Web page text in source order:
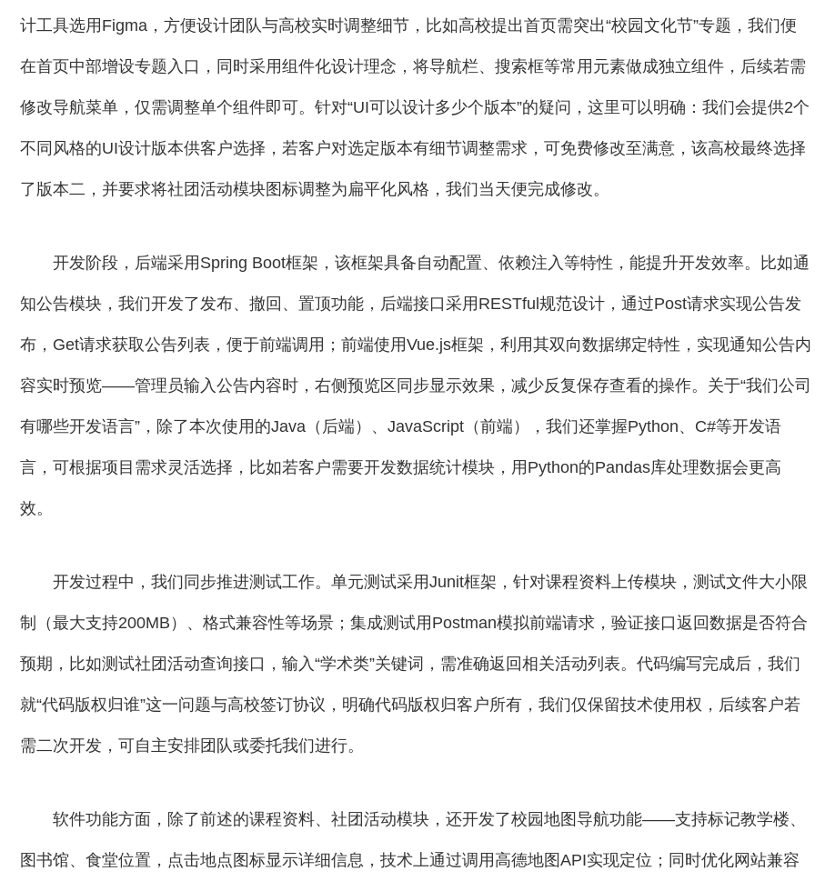
计工具选用Figma，方便设计团队与高校实时调整细节，比如高校提出首页需突出“校园文化节”专题，我们便
在首页中部增设专题入口，同时采用组件化设计理念，将导航栏、搜索框等常用元素做成独立组件，后续若需
修改导航菜单，仅需调整单个组件即可。针对“UI可以设计多少个版本”的疑问，这里可以明确：我们会提供2个
不同风格的UI设计版本供客户选择，若客户对选定版本有细节调整需求，可免费修改至满意，该高校最终选择
了版本二，并要求将社团活动模块图标调整为扁平化风格，我们当天便完成修改。
开发阶段，后端采用Spring Boot框架，该框架具备自动配置、依赖注入等特性，能提升开发效率。比如通
知公告模块，我们开发了发布、撤回、置顶功能，后端接口采用RESTful规范设计，通过Post请求实现公告发
布，Get请求获取公告列表，便于前端调用；前端使用Vue.js框架，利用其双向数据绑定特性，实现通知公告内
容实时预览——管理员输入公告内容时，右侧预览区同步显示效果，减少反复保存查看的操作。关于“我们公司
有哪些开发语言”，除了本次使用的Java（后端）、JavaScript（前端），我们还掌握Python、C#等开发语
言，可根据项目需求灵活选择，比如若客户需要开发数据统计模块，用Python的Pandas库处理数据会更高
效。
开发过程中，我们同步推进测试工作。单元测试采用Junit框架，针对课程资料上传模块，测试文件大小限
制（最大支持200MB）、格式兼容性等场景；集成测试用Postman模拟前端请求，验证接口返回数据是否符合
预期，比如测试社团活动查询接口，输入“学术类”关键词，需准确返回相关活动列表。代码编写完成后，我们
就“代码版权归谁”这一问题与高校签订协议，明确代码版权归客户所有，我们仅保留技术使用权，后续客户若
需二次开发，可自主安排团队或委托我们进行。
软件功能方面，除了前述的课程资料、社团活动模块，还开发了校园地图导航功能——支持标记教学楼、
图书馆、食堂位置，点击地点图标显示详细信息，技术上通过调用高德地图API实现定位；同时优化网站兼容